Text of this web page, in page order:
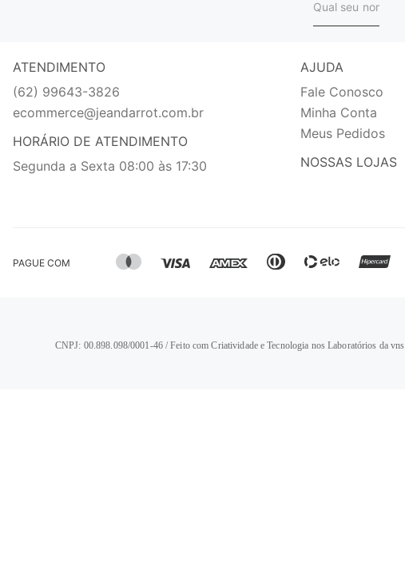
ATENDIMENTO
(62) 99643-3826
ecommerce@jeandarrot.com.br
HORÁRIO DE ATENDIMENTO
Segunda a Sexta 08:00 às 17:30
AJUDA
Fale Conosco
Minha Conta
Meus Pedidos
NOSSAS LOJAS
PAGUE COM
CNPJ: 00.898.098/0001-46 / Feito com Criatividade e Tecnologia nos Laboratórios da vns